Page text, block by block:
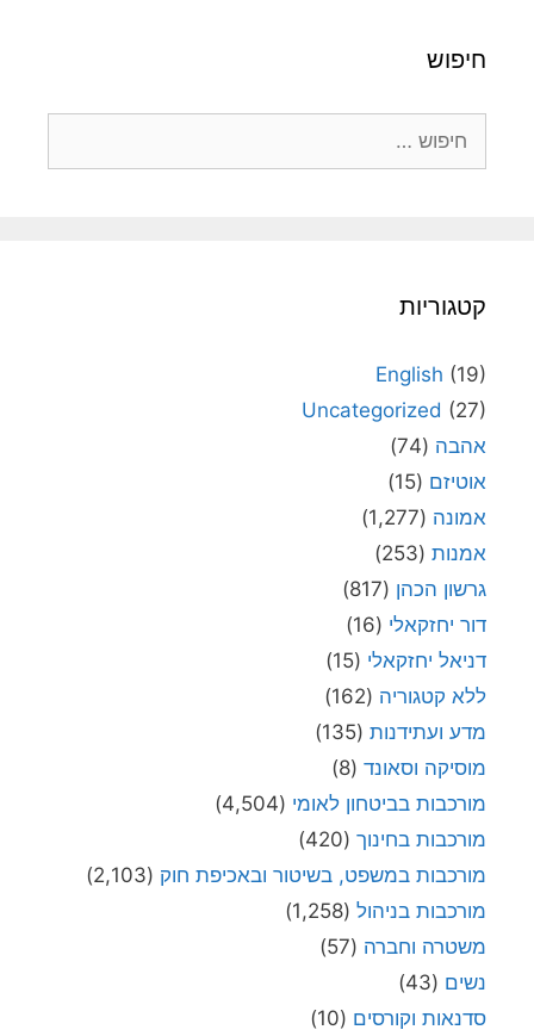
חיפוש
קטגוריות
English (19)
Uncategorized (27)
אהבה (74)
אוטיזם (15)
אמונה (1,277)
אמנות (253)
גרשון הכהן (817)
דור יחזקאלי (16)
דניאל יחזקאלי (15)
ללא קטגוריה (162)
מדע ועתידנות (135)
מוסיקה וסאונד (8)
מורכבות בביטחון לאומי (4,504)
מורכבות בחינוך (420)
מורכבות במשפט, בשיטור ובאכיפת חוק (2,103)
מורכבות בניהול (1,258)
משטרה וחברה (57)
נשים (43)
סדנאות וקורסים (10)